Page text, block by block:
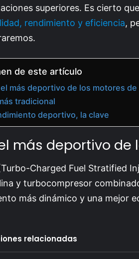
superiores. Es cierto
rendimiento y eficiencia,
de este artículo
el más deportivo de los motores de
tradicional
deportivo, la clave
el más deportivo
Charged Fuel Stratified
y turbocompresor
más dinámico y una mejor
relacionadas